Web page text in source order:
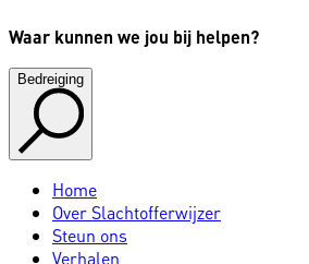
Waar kunnen we jou bij helpen?
Bedreiging
Home
Over Slachtofferwijzer
Steun ons
Verhalen